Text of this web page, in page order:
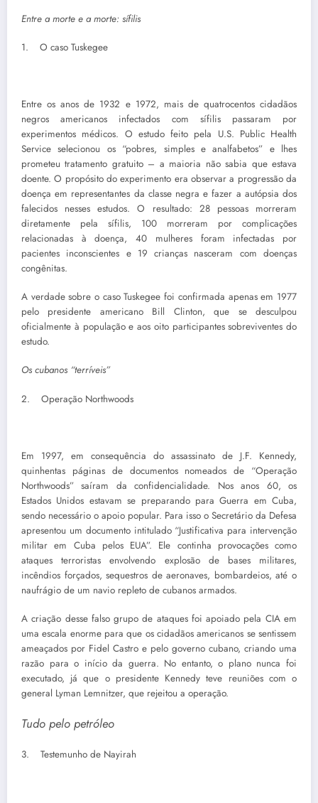
Entre a morte e a morte: sífilis
1. O caso Tuskegee
Entre os anos de 1932 e 1972, mais de quatrocentos cidadãos
negros americanos infectados com sífilis passaram por
experimentos médicos. O estudo feito pela U.S. Public Health
Service selecionou os “pobres, simples e analfabetos” e lhes
prometeu tratamento gratuito – a maioria não sabia que estava
doente. O propósito do experimento era observar a progressão da
doença em representantes da classe negra e fazer a autópsia dos
falecidos nesses estudos. O resultado: 28 pessoas morreram
diretamente pela sífilis, 100 morreram por complicações
relacionadas à doença, 40 mulheres foram infectadas por
pacientes inconscientes e 19 crianças nasceram com doenças
congênitas.
A verdade sobre o caso Tuskegee foi confirmada apenas em 1977
pelo presidente americano Bill Clinton, que se desculpou
oficialmente à população e aos oito participantes sobreviventes do
estudo.
Os cubanos “terríveis”
2. Operação Northwoods
Em 1997, em consequência do assassinato de J.F. Kennedy,
quinhentas páginas de documentos nomeados de “Operação
Northwoods” saíram da confidencialidade. Nos anos 60, os
Estados Unidos estavam se preparando para Guerra em Cuba,
sendo necessário o apoio popular. Para isso o Secretário da Defesa
apresentou um documento intitulado “Justificativa para intervenção
militar em Cuba pelos EUA”. Ele continha provocações como
ataques terroristas envolvendo explosão de bases militares,
incêndios forçados, sequestros de aeronaves, bombardeios, até o
naufrágio de um navio repleto de cubanos armados.
A criação desse falso grupo de ataques foi apoiado pela CIA em
uma escala enorme para que os cidadãos americanos se sentissem
ameaçados por Fidel Castro e pelo governo cubano, criando uma
razão para o início da guerra. No entanto, o plano nunca foi
executado, já que o presidente Kennedy teve reuniões com o
general Lyman Lemnitzer, que rejeitou a operação.
Tudo pelo petróleo
3. Testemunho de Nayirah